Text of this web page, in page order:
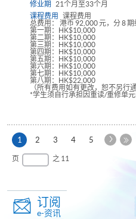
修业期
21个月至33个月
课程费用
课程费用
总费用： 港币 92,000 元，分 8 期
第一期：HK$10,000
第二期：HK$10,000
第三期：HK$10,000
第四期：HK$10,000
第五期：HK$10,000
第六期：HK$10,000
第七期：HK$10,000
第八期：HK$22,000
（所有费用如有更改，恕不另行
*学生须自行承担因重读/重修单元
1 本
页
2 3 4 5
下
页 之 11
订阅
e-资讯